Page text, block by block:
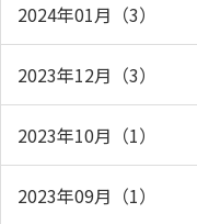
2024年01月（3）
2023年12月（3）
2023年10月（1）
2023年09月（1）